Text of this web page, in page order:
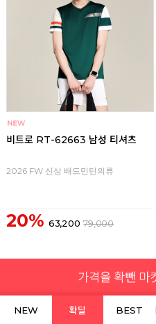
비트로 RT-62663 남성 티셔츠
2026 FW 신상 배드민턴의류
20% 63,200 79,000
NEW 확딜 BEST